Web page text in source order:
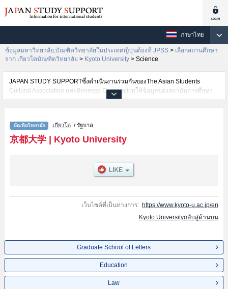
ภาษาไทย
ข้อมูลมหาวิทยาลัย,บัณฑิตวิทยาลัยในประเทศญี่ปุ่นต้องที่ JPSS > เลือกสถานศึกษา
จาก เกียวโตบัณฑิตวิทยาลัย > Kyoto University > Science
JAPAN STUDY SUPPORTซึ่งดำเนินงานร่วมกันของThe Asian Students
Cultural Association และBenesse Corporationให้ข้อมูลของสถาบันการศึกษา
ระดับมหาวิทยาลัย・บัณฑิตวิทยาลัย・วิทยาลัยระดับอนุปริญญา・วิทยาลัย
เช่นGraduate School of
LettersหรือEducationหรือLawหรือEconomicsหรือScienceหรือGraduate
School of MedicineหรือPharmaceutical
Environmental StudiesหรือEnergy ScienceหรือInformaticsหรือGraduate
School of Asian and African Area StudiesหรือGraduate School of
Advanced Integrated Studies in Human Survivability เป็นต้น,ข้อมูลของแต่ละ
สาขาวิจัย,ข้อมูลการสอบคัดเลือกเข้าศึกษาเช่นจำนวนคนที่รับสมัครหรือจำนวน
คนที่ผ่านการสอบคัดเลือกเป็นต้น,แนะนำสถานที่,การเดินทางเป็นต้นไว้ด้วยดังนั้น
เกียวโต/ รัฐบาล
京都大学| Kyoto University
เว็บไซต์ที่เป็นทางการ: https://www.kyoto-u.ac.jp/en
Kyoto Universityกลับสู่ด้านบน
Graduate School of Letters
Education
Law